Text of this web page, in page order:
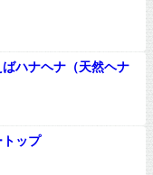
ハナヘナ（天然ヘナ
トップ